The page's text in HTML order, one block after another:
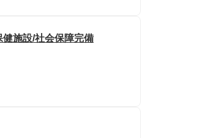
健施設/社会保障完備